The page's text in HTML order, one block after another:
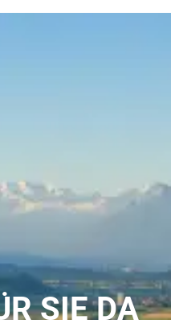
SIE DA